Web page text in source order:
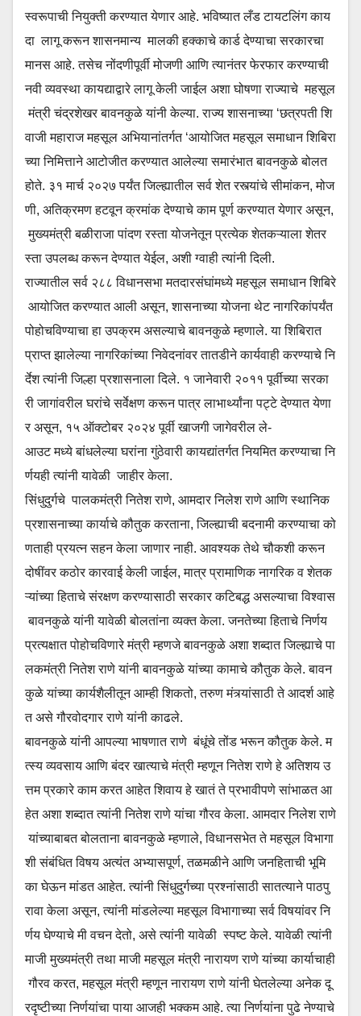
स्वरूपाची नियुक्ती करण्यात येणार आहे. भविष्यात लँड टायटलिंग काय
दा लागू करून शासनमान्य मालकी हक्काचे कार्ड देण्याचा सरकारचा
मानस आहे. तसेच नोंदणीपूर्वी मोजणी आणि त्यानंतर फेरफार करण्याची
नवी व्यवस्था कायद्याद्वारे लागू केली जाईल अशा घोषणा राज्याचे महसूल
मंत्री चंद्रशेखर बावनकुळे यांनी केल्या. राज्य शासनाच्या ‘छत्रपती शि
वाजी महाराज महसूल अभियानांतर्गत ‘आयोजित महसूल समाधान शिबिरा
च्या निमित्ताने आटोजीत करण्यात आलेल्या समारंभात बावनकुळे बोलत
होते. ३१ मार्च २०२७ पर्यंत जिल्ह्यातील सर्व शेत रस्त्यांचे सीमांकन, मोज
णी, अतिक्रमण हटवून क्रमांक देण्याचे काम पूर्ण करण्यात येणार असून,
मुख्यमंत्री बळीराजा पांदण रस्ता योजनेतून प्रत्येक शेतकऱ्याला शेतर
स्ता उपलब्ध करून देण्यात येईल, अशी ग्वाही त्यांनी दिली.
राज्यातील सर्व २८८ विधानसभा मतदारसंघांमध्ये महसूल समाधान शिबिरे
आयोजित करण्यात आली असून, शासनाच्या योजना थेट नागरिकांपर्यंत
पोहोचविण्याचा हा उपक्रम असल्याचे बावनकुळे म्हणाले. या शिबिरात
प्राप्त झालेल्या नागरिकांच्या निवेदनांवर तातडीने कार्यवाही करण्याचे नि
र्देश त्यांनी जिल्हा प्रशासनाला दिले. १ जानेवारी २०११ पूर्वीच्या सरका
री जागांवरील घरांचे सर्वेक्षण करून पात्र लाभार्थ्यांना पट्टे देण्यात येणा
र असून, १५ ऑक्टोबर २०२४ पूर्वी खाजगी जागेवरील ले-
आउट मध्ये बांधलेल्या घरांना गुंठेवारी कायद्यांतर्गत नियमित करण्याचा नि
र्णयही त्यांनी यावेळी जाहीर केला.
सिंधुदुर्गचे पालकमंत्री नितेश राणे, आमदार निलेश राणे आणि स्थानिक
प्रशासनाच्या कार्याचे कौतुक करताना, जिल्ह्याची बदनामी करण्याचा को
णताही प्रयत्न सहन केला जाणार नाही. आवश्यक तेथे चौकशी करून
दोषींवर कठोर कारवाई केली जाईल, मात्र प्रामाणिक नागरिक व शेतक
ऱ्यांच्या हिताचे संरक्षण करण्यासाठी सरकार कटिबद्ध असल्याचा विश्वास
बावनकुळे यांनी यावेळी बोलतांना व्यक्त केला. जनतेच्या हिताचे निर्णय
प्रत्यक्षात पोहोचविणारे मंत्री म्हणजे बावनकुळे अशा शब्दात जिल्ह्याचे पा
लकमंत्री नितेश राणे यांनी बावनकुळे यांच्या कामाचे कौतुक केले. बावन
कुळे यांच्या कार्यशैलीतून आम्ही शिकतो, तरुण मंत्र्यांसाठी ते आदर्श आहे
त असे गौरवोदगार राणे यांनी काढले.
बावनकुळे यांनी आपल्या भाषणात राणे बंधूंचे तोंड भरून कौतुक केले. म
त्स्य व्यवसाय आणि बंदर खात्याचे मंत्री म्हणून नितेश राणे हे अतिशय उ
त्तम प्रकारे काम करत आहेत शिवाय हे खातं ते प्रभावीपणे सांभाळत आ
हेत अशा शब्दात त्यांनी नितेश राणे यांचा गौरव केला. आमदार निलेश राणे
यांच्याबाबत बोलताना बावनकुळे म्हणाले, विधानसभेत ते महसूल विभागा
शी संबंधित विषय अत्यंत अभ्यासपूर्ण, तळमळीने आणि जनहिताची भूमि
का घेऊन मांडत आहेत. त्यांनी सिंधुदुर्गच्या प्रश्नांसाठी सातत्याने पाठपु
रावा केला असून, त्यांनी मांडलेल्या महसूल विभागाच्या सर्व विषयांवर नि
र्णय घेण्याचे मी वचन देतो, असे त्यांनी यावेळी स्पष्ट केले. यावेळी त्यांनी
माजी मुख्यमंत्री तथा माजी महसूल मंत्री नारायण राणे यांच्या कार्याचाही
गौरव करत, महसूल मंत्री म्हणून नारायण राणे यांनी घेतलेल्या अनेक दू
रदृष्टीच्या निर्णयांचा पाया आजही भक्कम आहे. त्या निर्णयांना पुढे नेण्याचे